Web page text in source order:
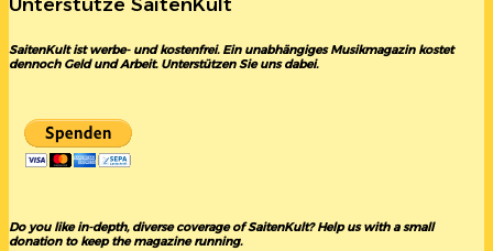
Unterstütze SaitenKult
SaitenKult ist werbe- und kostenfrei. Ein unabhängiges Musikmagazin kostet
dennoch Geld und Arbeit. Unterstützen Sie uns dabei.
Do you like in-depth, diverse coverage of SaitenKult? Help us with a small
donation to keep the magazine running.